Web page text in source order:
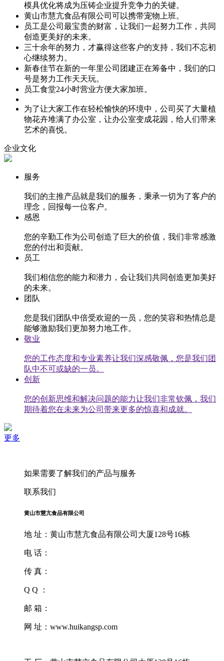
模具优化将成为压铸企业提升竞争力的关键。
黄山市慧亢食品有限公司可以携带宠物上班。
员工是公司最宝贵的财富，让我们一起努力工作，共同
创造更美好的未来。
三十余年的努力，才赢得这些客户的支持，我们不忘初
心继续努力。
新春佳节在新的一年里公司团建正在筹备中，我们的口
号是努力工作天天玩。
员工食堂24小时营业方便大家加班。
为了让大家工作在轻松愉快的环境中，公司买了大量植
物花卉堆满了办公室，让办公室变成花园，给人们带来
艺术的喜悦。
企业文化
服务
我们的主推产品就是我们的服务，秉承一切为了客户的
理念，回报每一位客户。
感恩
您的辛勤工作为公司创造了巨大的价值，我们非常感激
您的付出和贡献。
员工
我们相信您的能力和潜力，会让我们共同创造更加美好
的未来。
团队
您是我们团队中倍受欢迎的一员，您的笑容和热情总是
能够激励我们更加努力地工作。
敬业
您的工作态度和专业素养让我们深感敬佩，您是我们团
队中不可或缺的一员。
创新
您的创新思维和解决问题的能力让我们非常钦佩，我们
期待着您在未来为公司带来更多的惊喜和成就。
更多
如果需要了解我们的产品与服务
联系我们
黄山市慧亢食品有限公司
地 址：黄山市慧亢食品有限公司大厦128号16栋
电 话：
传 真：
Q Q ：
邮 箱：
网 址：www.huikangsp.com